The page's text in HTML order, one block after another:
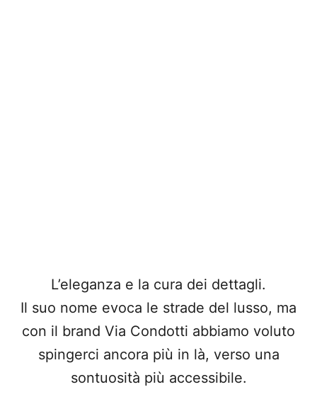
L’eleganza e la cura dei dettagli.
Il suo nome evoca le strade del lusso, ma
con il brand Via Condotti abbiamo voluto
spingerci ancora più in là, verso una
sontuosità più accessibile.